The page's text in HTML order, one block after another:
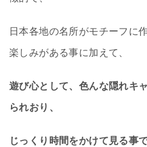
日本各地の名所がモチーフに
楽しみがある事に加えて、
遊び心として、色んな隠れキ
られおり、
じっくり時間をかけて見る事